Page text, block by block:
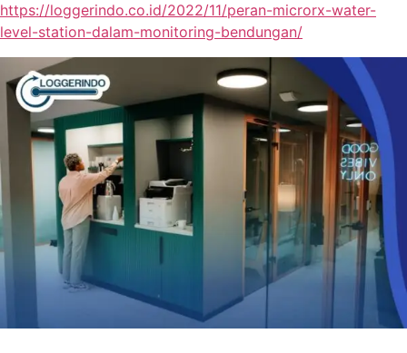
https://loggerindo.co.id/2022/11/peran-microrx-water-
level-station-dalam-monitoring-bendungan/